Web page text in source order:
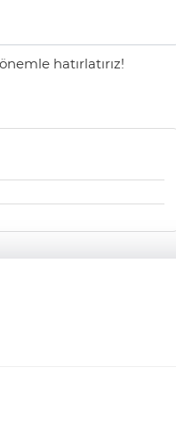
hatırlatırız!